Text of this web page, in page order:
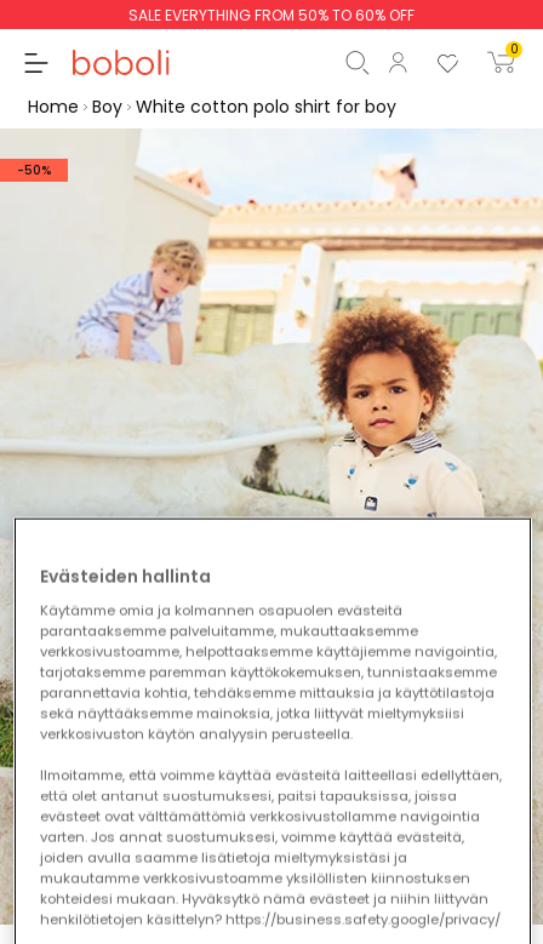
SALE EVERYTHING FROM 50% TO 60% OFF
0
€0.00
€0.00
Continue Start order
Home Boy White cotton polo shirt for boy
-50%
1 2 3 4 5
Evästeiden hallinta
Käytämme omia ja kolmannen osapuolen evästeitä
parantaaksemme palveluitamme, mukauttaaksemme
verkkosivustoamme, helpottaaksemme käyttäjiemme navigointia,
tarjotaksemme paremman käyttökokemuksen, tunnistaaksemme
parannettavia kohtia, tehdäksemme mittauksia ja käyttötilastoja
sekä näyttääksemme mainoksia, jotka liittyvät mieltymyksiisi
verkkosivuston käytön analyysin perusteella.
Ilmoitamme, että voimme käyttää evästeitä laitteellasi edellyttäen,
että olet antanut suostumuksesi, paitsi tapauksissa, joissa
evästeet ovat välttämättömiä verkkosivustollamme navigointia
varten. Jos annat suostumuksesi, voimme käyttää evästeitä,
joiden avulla saamme lisätietoja mieltymyksistäsi ja
mukautamme verkkosivustoamme yksilöllisten kiinnostuksen
kohteidesi mukaan. Hyväksytkö nämä evästeet ja niihin liittyvän
henkilötietojen käsittelyn? https://business.safety.google/privacy/